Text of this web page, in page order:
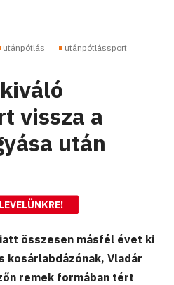
utánpótlás
utánpótlássport
vissza a
után
összesen másfél évet ki
kosárlabdázónak, Vladár
remek formában tért